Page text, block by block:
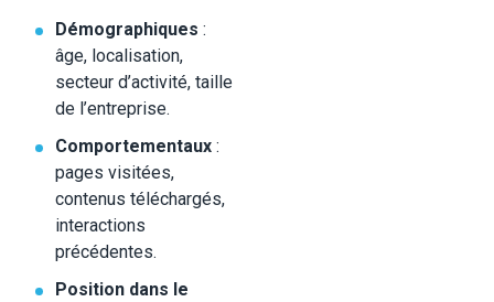
Démographiques :
âge, localisation,
secteur d’activité, taille
de l’entreprise.
Comportementaux :
pages visitées,
contenus téléchargés,
interactions
précédentes.
Position dans le